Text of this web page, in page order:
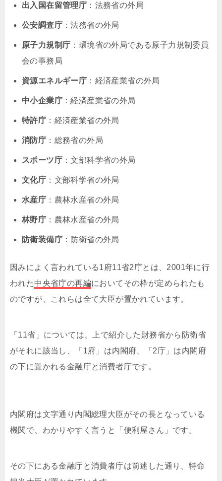
出入国在留管理庁 ：法務省の外局
公安調査庁 ：法務省の外局
原子力規制庁 ：環境省の外局である原子力規制委員
会の事務局
資源エネルギー庁 ：経済産業省の外局
中小企業庁 ：経済産業省の外局
特許庁 ：経済産業省の外局
消防庁 ：総務省の外局
スポーツ庁 ：文部科学省の外局
文化庁 ：文部科学省の外局
水産庁 ：農林水産省の外局
林野庁 ：農林水産省の外局
防衛装備庁 ：防衛省の外局
因みによく言われている1府11省2庁とは、2001年に行
われた中央省庁の再編においてその枠が定められたも
のですが、これらは全て大臣が置かれています。
「11省」については、上で紹介した財務省から防衛省
がそれに該当し、「1府」は内閣府、「2庁」は内閣府
の下に置かれる金融庁と消費者庁です。
内閣府は文字通り内閣総理大臣がその長となっている
機関で、わかりやすく言うと「便利屋さん」です。
その下にある金融庁と消費者庁は前述した通り、特命